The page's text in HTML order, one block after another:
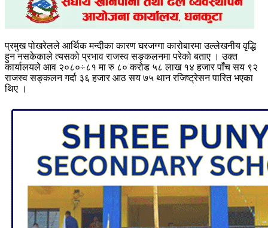
प्रमुख पोखरेलले आर्थिक मन्दीका कारण घरजग्गा कारोबारमा उल्लेखनीय वृद्धि
हुन नसकेकाले त्यसको प्रभाव राजस्व सङ्कलनमा परेको बताए । उक्त
कार्यालयले आव २०८०÷८१ मा रु ८० करोड ५८ लाख १४ हजार पाँच सय ९२
राजस्व सङ्कलन गर्दा ३६ हजार आठ सय ७५ थान रजिष्ट्रेसन पारित भएका
थिए ।